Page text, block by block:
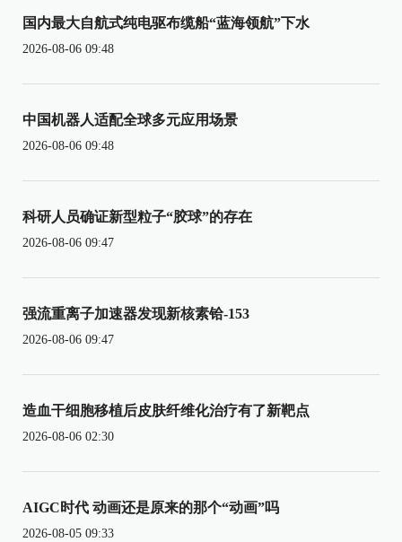
国内最大自航式纯电驱布缆船“蓝海领航”下水
2026-08-06 09:48
中国机器人适配全球多元应用场景
2026-08-06 09:48
科研人员确证新型粒子“胶球”的存在
2026-08-06 09:47
强流重离子加速器发现新核素铪-153
2026-08-06 09:47
造血干细胞移植后皮肤纤维化治疗有了新靶点
2026-08-06 02:30
AIGC时代 动画还是原来的那个“动画”吗
2026-08-05 09:33